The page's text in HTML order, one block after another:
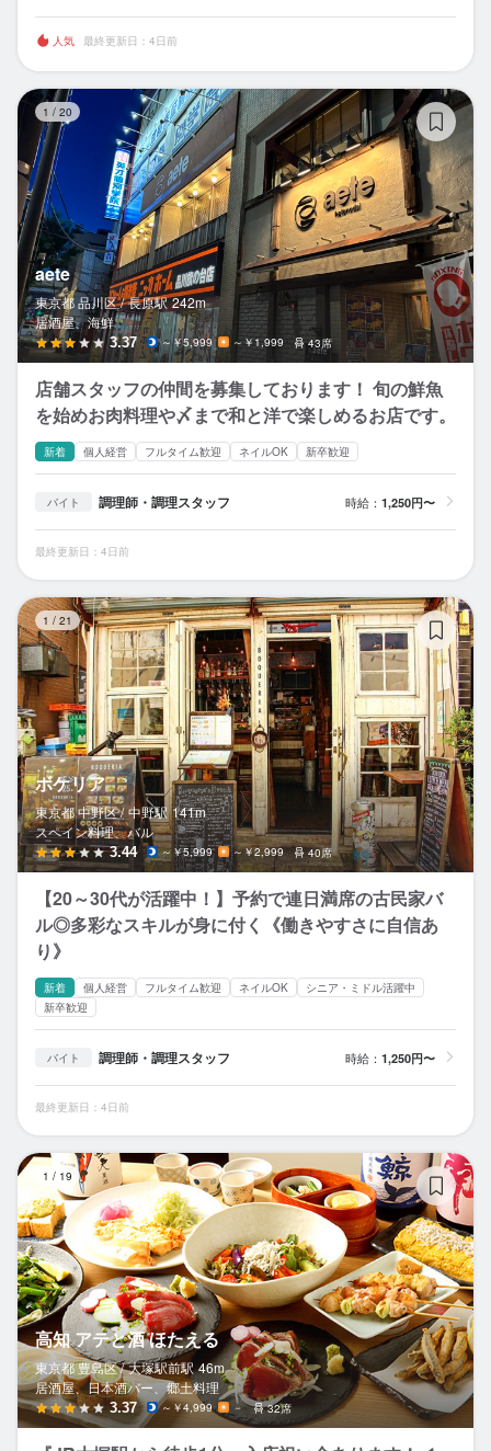
人気 最終更新日：4日前
1 / 20
aete
東京都 品川区 / 長原駅 242m
居酒屋、海鮮
3.37 ～￥5,999 ～￥1,999 43席
店舗スタッフの仲間を募集しております！ 旬の鮮魚
を始めお肉料理や〆まで和と洋で楽しめるお店です。
新着 個人経営 フルタイム歓迎 ネイルOK 新卒歓迎
バイト 調理師・調理スタッフ 時給： 1,250円〜
最終更新日：4日前
1 / 21
ボケリア
東京都 中野区 / 中野駅 141m
スペイン料理、バル
3.44 ～￥5,999 ～￥2,999 40席
【20～30代が活躍中！】予約で連日満席の古民家バ
ル◎多彩なスキルが身に付く《働きやすさに自信あ
り》
新着 個人経営 フルタイム歓迎 ネイルOK
シニア・ミドル活躍中
新卒歓迎
バイト 調理師・調理スタッフ 時給： 1,250円〜
最終更新日：4日前
1 / 19
高知 アテと酒 ほたえる
東京都 豊島区 / 大塚駅前駅 46m
居酒屋、日本酒バー、郷土料理
3.37 ～￥4,999 － 32席